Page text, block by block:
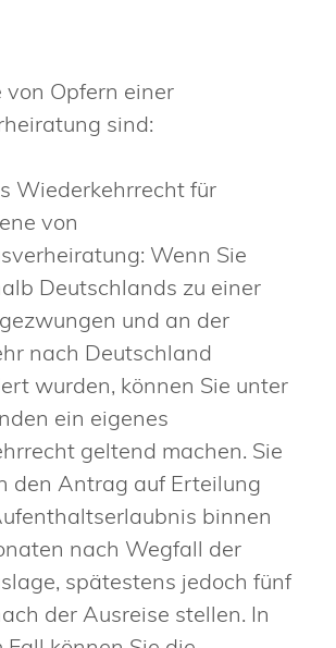
von Opfern einer
sind:
Wiederkehrrecht für
von
Wenn Sie
Deutschlands zu einer
und an der
nach Deutschland
wurden, können Sie unter
ein eigenes
geltend machen. Sie
den Antrag auf Erteilung
binnen
nach Wegfall der
spätestens jedoch fünf
der Ausreise stellen. In